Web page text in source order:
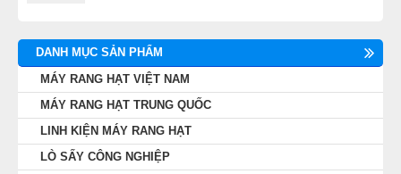
DANH MỤC SẢN PHẨM
MÁY RANG HẠT VIỆT NAM
MÁY RANG HẠT TRUNG QUỐC
LINH KIỆN MÁY RANG HẠT
LÒ SẤY CÔNG NGHIỆP